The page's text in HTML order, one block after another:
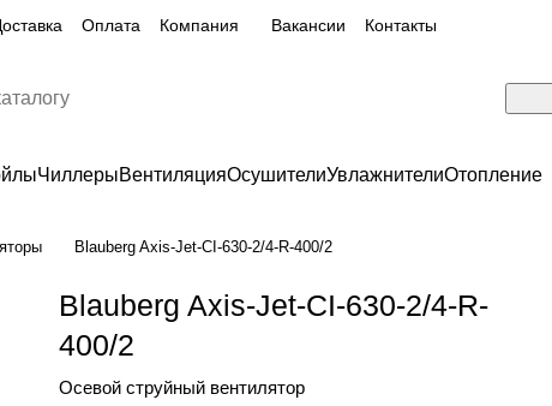
Оплата Компания Вакансии Контакты
ЧиллерыВентиляцияОсушителиУвлажнителиОтопление
Blauberg Axis-Jet-CI-630-2/4-R-400/2
Blauberg Axis-Jet-CI-630-2/4-R-
400/2
Осевой струйный вентилятор